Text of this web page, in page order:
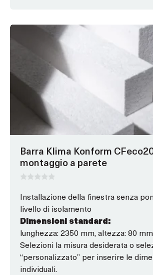
Barra Klima Konform
montaggio a parete
s
u
5
Installazione della finestra senza
livello di isolamento
Dimensioni standard:
lunghezza: 2350 mm, altezza: 80
Selezioni la misura desiderata o
“personalizzato” per inserire le
individuali.
Questo
che
possono
essere
nella
pagina
del
prodotto